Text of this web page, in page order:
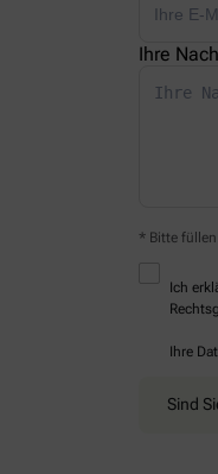
Ihre
* Bitte
Ich
Ihre
Sind